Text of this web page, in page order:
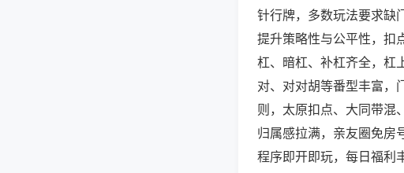
针行牌，多数玩法要求缺
提升策略性与公平性，扣
杠、暗杠、补杠齐全，杠
对、对对胡等番型丰富，
则，太原扣点、大同带混
归属感拉满，亲友圈免房
程序即开即玩，每日福利